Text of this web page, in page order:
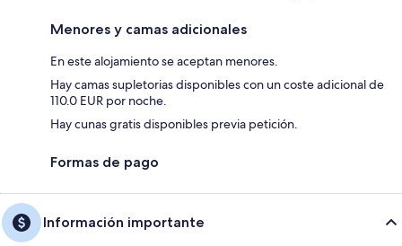
Menores y camas adicionales
En este alojamiento se aceptan menores.
Hay camas supletorias disponibles con un coste adicional de
110.0 EUR por noche.
Hay cunas gratis disponibles previa petición.
Formas de pago
Información importante